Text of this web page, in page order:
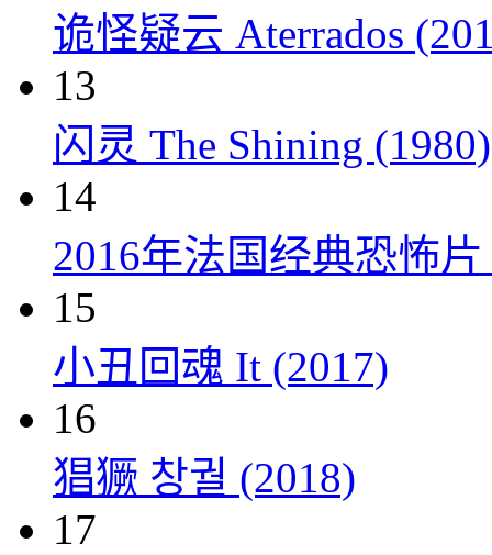
诡怪疑云 Aterrados
13
闪灵 The Shining (1980)
14
2016年法国经典恐怖
15
小丑回魂 It (2017)
16
猖獗 창궐 (2018)
17